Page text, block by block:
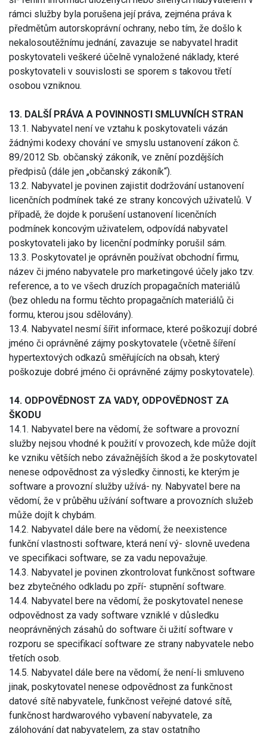
rámci služby byla porušena její práva, zejména práva k
předmětům autorskoprávní ochrany, nebo tím, že došlo k
nekalosoutěžnímu jednání, zavazuje se nabyvatel hradit
poskytovateli veškeré účelně vynaložené náklady, které
poskytovateli v souvislosti se sporem s takovou třetí
osobou vzniknou.
13. DALŠÍ PRÁVA A POVINNOSTI SMLUVNÍCH STRAN
13.1. Nabyvatel není ve vztahu k poskytovateli vázán
žádnými kodexy chování ve smyslu ustanovení zákon č.
89/2012 Sb. občanský zákoník, ve znění pozdějších
předpisů (dále jen „občanský zákoník“).
13.2. Nabyvatel je povinen zajistit dodržování ustanovení
licenčních podmínek také ze strany koncových uživatelů. V
případě, že dojde k porušení ustanovení licenčních
podmínek koncovým uživatelem, odpovídá nabyvatel
poskytovateli jako by licenční podmínky porušil sám.
13.3. Poskytovatel je oprávněn používat obchodní firmu,
název či jméno nabyvatele pro marketingové účely jako tzv.
reference, a to ve všech druzích propagačních materiálů
(bez ohledu na formu těchto propagačních materiálů či
formu, kterou jsou sdělovány).
13.4. Nabyvatel nesmí šířit informace, které poškozují dobré
jméno či oprávněné zájmy poskytovatele (včetně šíření
hypertextových odkazů směřujících na obsah, který
poškozuje dobré jméno či oprávněné zájmy poskytovatele).
14. ODPOVĚDNOST ZA VADY, ODPOVĚDNOST ZA
ŠKODU
14.1. Nabyvatel bere na vědomí, že software a provozní
služby nejsou vhodné k použití v provozech, kde může dojít
ke vzniku větších nebo závažnějších škod a že poskytovatel
nenese odpovědnost za výsledky činnosti, ke kterým je
software a provozní služby užívá- ny. Nabyvatel bere na
vědomí, že v průběhu užívání software a provozních služeb
může dojít k chybám.
14.2. Nabyvatel dále bere na vědomí, že neexistence
funkční vlastnosti software, která není vý- slovně uvedena
ve specifikaci software, se za vadu nepovažuje.
14.3. Nabyvatel je povinen zkontrolovat funkčnost software
bez zbytečného odkladu po zpří- stupnění software.
14.4. Nabyvatel bere na vědomí, že poskytovatel nenese
odpovědnost za vady software vzniklé v důsledku
neoprávněných zásahů do software či užití software v
rozporu se specifikací software ze strany nabyvatele nebo
třetích osob.
14.5. Nabyvatel dále bere na vědomí, že není-li smluveno
jinak, poskytovatel nenese odpovědnost za funkčnost
datové sítě nabyvatele, funkčnost veřejné datové sítě,
funkčnost hardwarového vybavení nabyvatele, za
zálohování dat nabyvatelem, za stav ostatního